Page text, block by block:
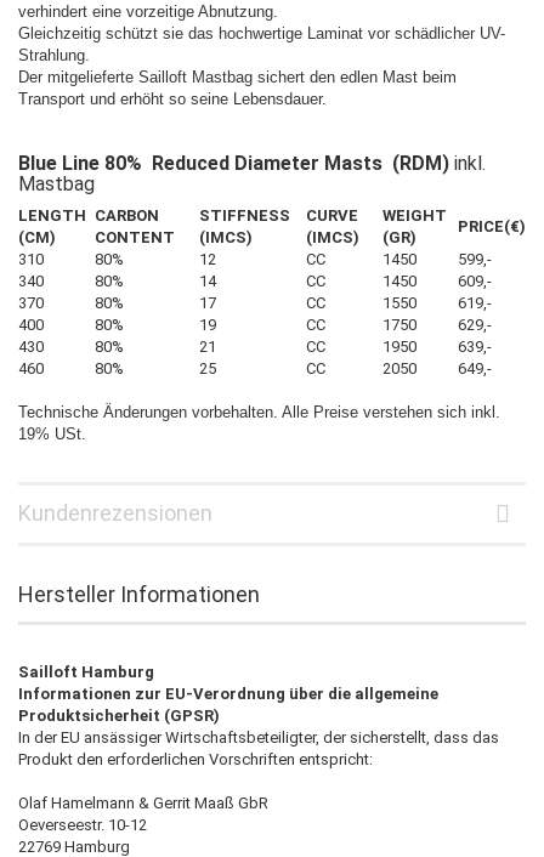
verhindert eine vorzeitige Abnutzung.
Gleichzeitig schützt sie das hochwertige Laminat vor schädlicher UV-
Strahlung.
Der mitgelieferte Sailloft Mastbag sichert den edlen Mast beim
Transport und erhöht so seine Lebensdauer.
Blue Line 80% Reduced Diameter Masts (RDM) inkl.
Mastbag
LENGTH
(CM)
CARBON
CONTENT
STIFFNESS
(IMCS)
CURVE
(IMCS)
WEIGHT
(GR)
PRICE(€)
310
80% 12 CC 1450
599,-
340
80% 14 CC 1450
609,-
370
80% 17 CC 1550
619,-
400
80% 19 CC 1750
629,-
430
80% 21 CC 1950
639,-
460
80% 25 CC 2050 649,-
Technische Änderungen vorbehalten. Alle Preise verstehen sich inkl.
19% USt.
Kundenrezensionen
Hersteller Informationen
Sailloft Hamburg
Informationen zur EU-Verordnung über die allgemeine
Produktsicherheit (GPSR)
In der EU ansässiger Wirtschaftsbeteiligter, der sicherstellt, dass das
Produkt den erforderlichen Vorschriften entspricht:
Olaf Hamelmann & Gerrit Maaß GbR
Oeverseestr. 10-12
22769 Hamburg